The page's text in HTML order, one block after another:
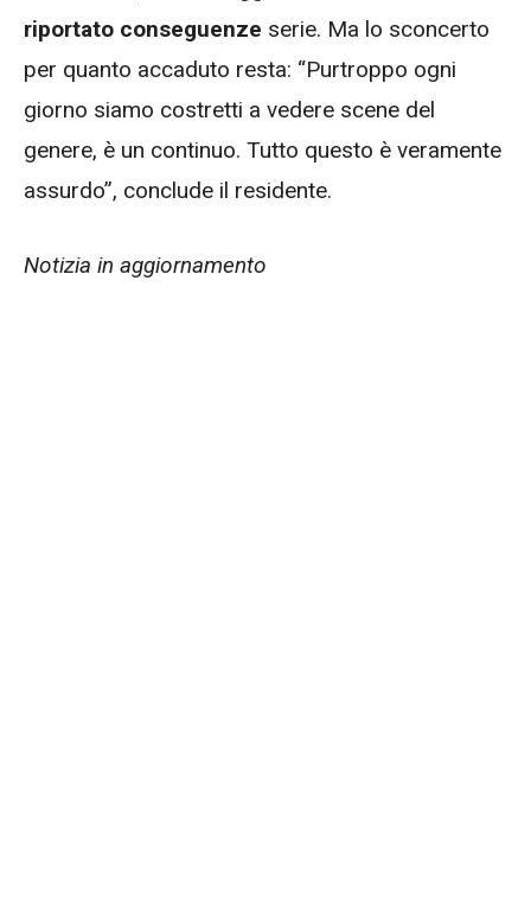
riportato conseguenze serie. Ma lo sconcerto
per quanto accaduto resta: “Purtroppo ogni
giorno siamo costretti a vedere scene del
genere, è un continuo. Tutto questo è veramente
assurdo”, conclude il residente.
Notizia in aggiornamento